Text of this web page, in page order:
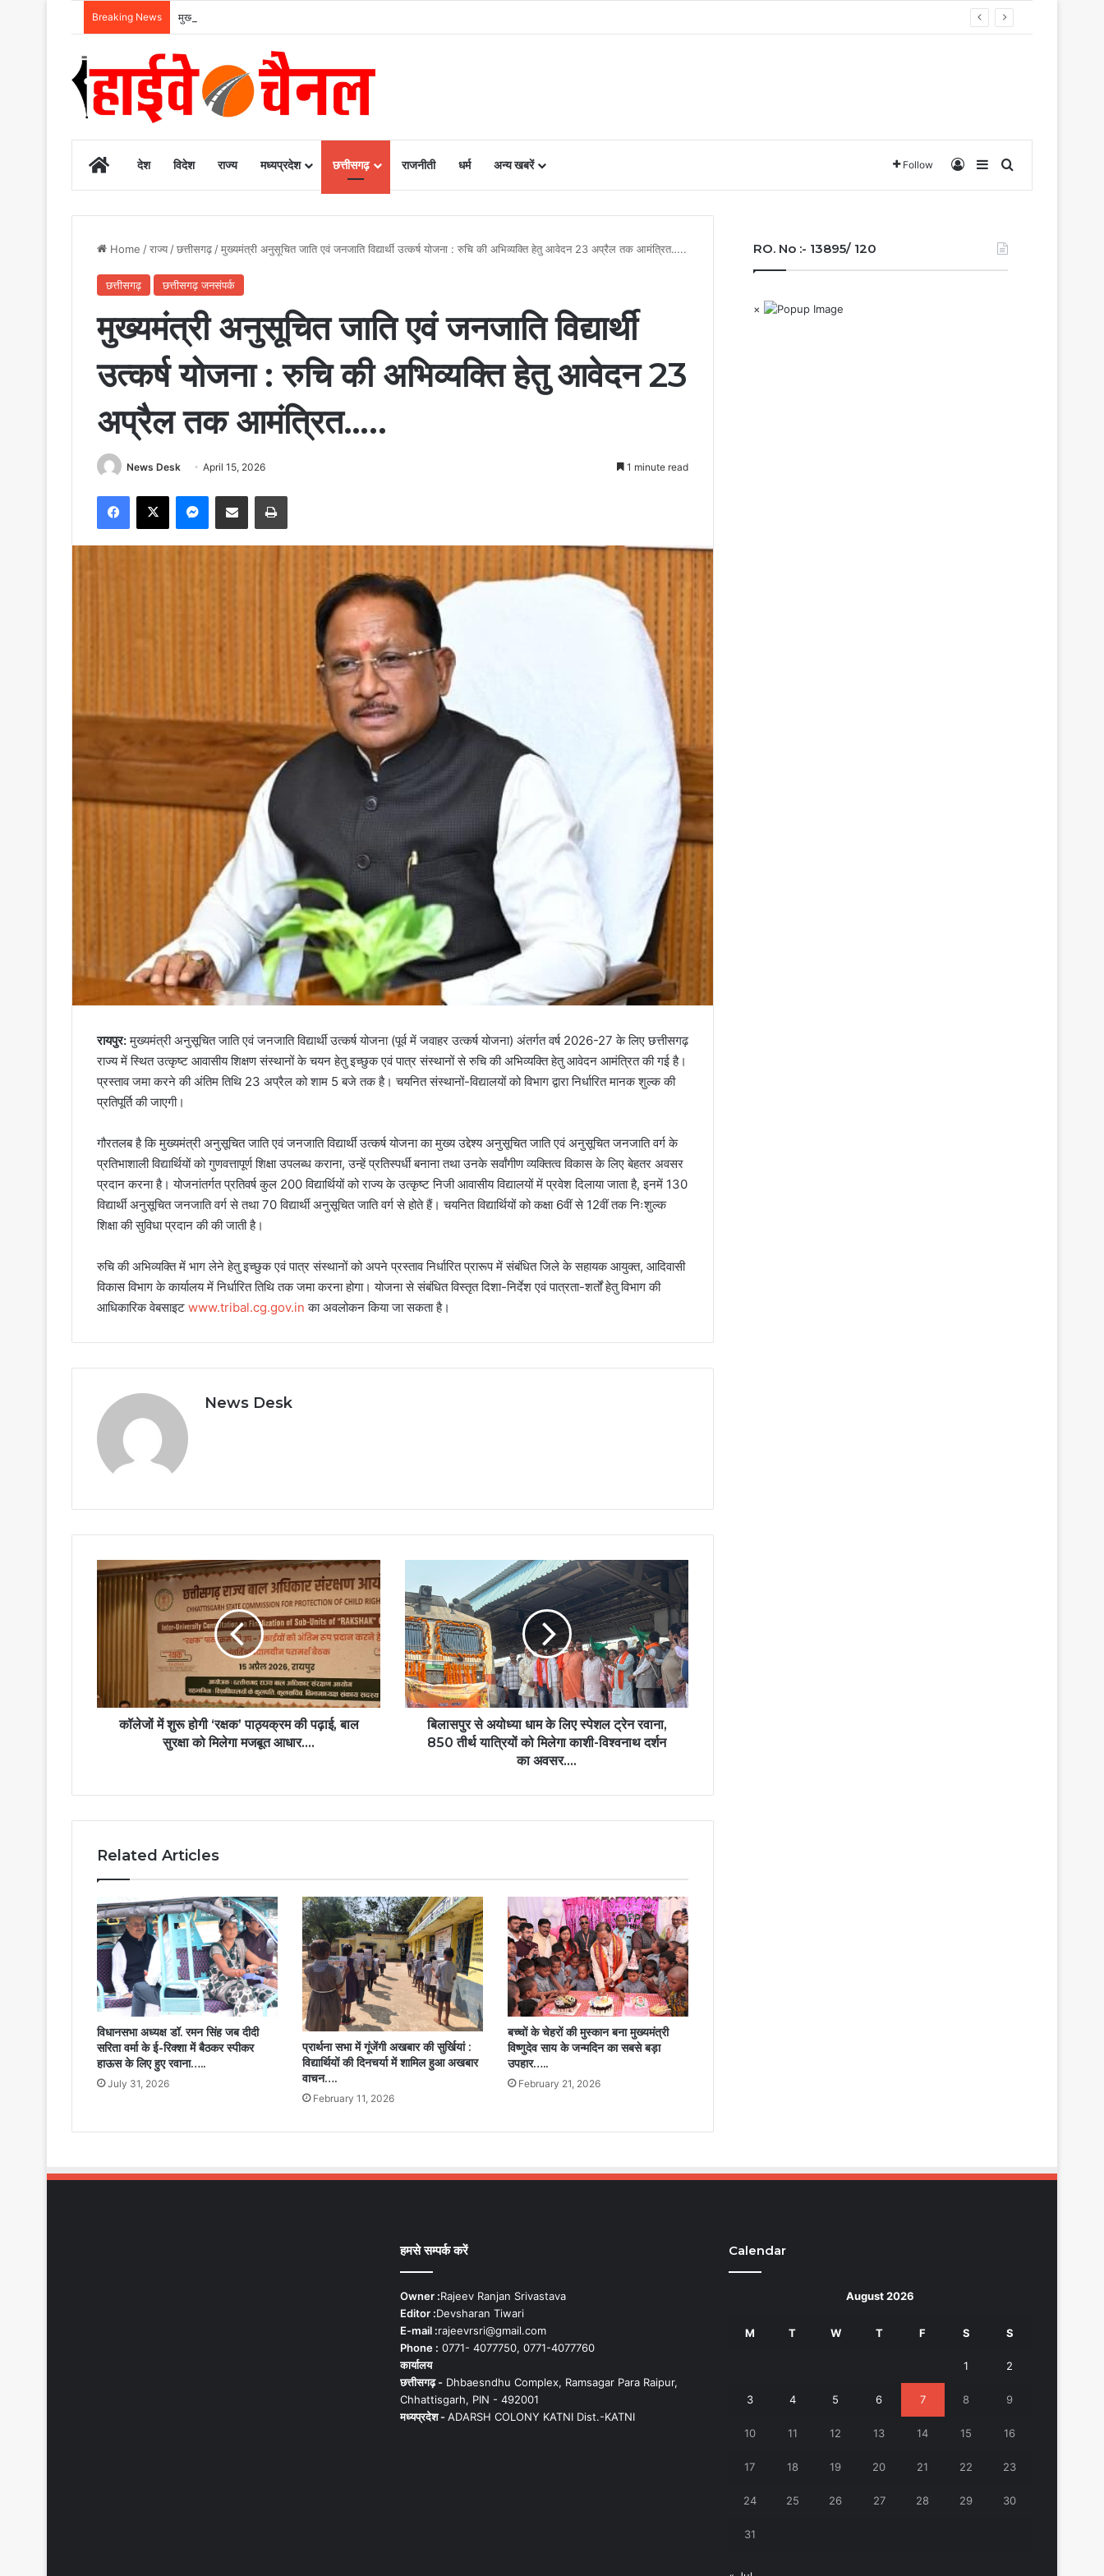
Breaking News मुख्यमंत्री विष्णुदेव साय के नेतृत्व में छत्तीसगढ़ को बड़ी उपलब्धि, SASCI 2026-27 के तहत प्रोत्साहन राशि प्राप्त करने वाला देश का पहला राज्य बना छत्तीसगढ़….
Homeदेश विदेश राज्य मध्यप्रदेश छत्तीसगढ़ राजनीती धर्म अन्य खबरें Follow Log InSidebar
Home /राज्य /छत्तीसगढ़ /मुख्यमंत्री अनुसूचित जाति एवं जनजाति विद्यार्थी उत्कर्ष योजना : रुचि की अभिव्यक्ति हेतु आवेदन 23 अप्रैल तक आमंत्रित…..
छत्तीसगढ़ छत्तीसगढ़ जनसंपर्क
मुख्यमंत्री अनुसूचित जाति एवं जनजाति विद्यार्थी
उत्कर्ष योजना : रुचि की अभिव्यक्ति हेतु आवेदन 23
अप्रैल तक आमंत्रित…..
News Desk April 15, 2026 1 minute read
Facebook
X Messenger
Share via Email Print
रायपुर:मुख्यमंत्री अनुसूचित जाति एवं जनजाति विद्यार्थी उत्कर्ष योजना (पूर्व में जवाहर उत्कर्ष योजना) अंतर्गत वर्ष 2026-27 के लिए छत्तीसगढ़
राज्य में स्थित उत्कृष्ट आवासीय शिक्षण संस्थानों के चयन हेतु इच्छुक एवं पात्र संस्थानों से रुचि की अभिव्यक्ति हेतु आवेदन आमंत्रित की गई है।
प्रस्ताव जमा करने की अंतिम तिथि 23 अप्रैल को शाम 5 बजे तक है। चयनित संस्थानों-विद्यालयों को विभाग द्वारा निर्धारित मानक शुल्क की
प्रतिपूर्ति की जाएगी।
गौरतलब है कि मुख्यमंत्री अनुसूचित जाति एवं जनजाति विद्यार्थी उत्कर्ष योजना का मुख्य उद्देश्य अनुसूचित जाति एवं अनुसूचित जनजाति वर्ग के
प्रतिभाशाली विद्यार्थियों को गुणवत्तापूर्ण शिक्षा उपलब्ध कराना, उन्हें प्रतिस्पर्धी बनाना तथा उनके सर्वांगीण व्यक्तित्व विकास के लिए बेहतर अवसर
प्रदान करना है। योजनांतर्गत प्रतिवर्ष कुल 200 विद्यार्थियों को राज्य के उत्कृष्ट निजी आवासीय विद्यालयों में प्रवेश दिलाया जाता है, इनमें 130
विद्यार्थी अनुसूचित जनजाति वर्ग से तथा 70 विद्यार्थी अनुसूचित जाति वर्ग से होते हैं। चयनित विद्यार्थियों को कक्षा 6वीं से 12वीं तक निःशुल्क
शिक्षा की सुविधा प्रदान की की जाती है।
रुचि की अभिव्यक्ति में भाग लेने हेतु इच्छुक एवं पात्र संस्थानों को अपने प्रस्ताव निर्धारित प्रारूप में संबंधित जिले के सहायक आयुक्त, आदिवासी
विकास विभाग के कार्यालय में निर्धारित तिथि तक जमा करना होगा। योजना से संबंधित विस्तृत दिशा-निर्देश एवं पात्रता-शर्तों हेतु विभाग की
आधिकारिक वेबसाइट www.tribal.cg.gov.in का अवलोकन किया जा सकता है।
News Desk
कॉलेजों
में
होगी
बाल
कॉलेजों में शुरू होगी ‘रक्षक’ पाठ्यक्रम की पढ़ाई, बाल
सुरक्षा को मिलेगा मजबूत आधार….
अयोध्या
धाम
के
लिए
स्पेशल
ट्रेन
रवाना,
विश्वनाथ
अवसर….
बिलासपुर से अयोध्या धाम के लिए स्पेशल ट्रेन रवाना,
850 तीर्थ यात्रियों को मिलेगा काशी-विश्वनाथ दर्शन
का अवसर….
Related Articles
विधानसभा अध्यक्ष डॉ. रमन सिंह जब दीदी
सरिता वर्मा के ई-रिक्शा में बैठकर स्पीकर
हाऊस के लिए हुए रवाना…..
July 31, 2026
प्रार्थना सभा में गूंजेंगी अखबार की सुर्खियां :
विद्यार्थियों की दिनचर्या में शामिल हुआ अखबार
वाचन….
February 11, 2026
बच्चों के चेहरों की मुस्कान बना मुख्यमंत्री
विष्णुदेव साय के जन्मदिन का सबसे बड़ा
उपहार…..
February 21, 2026
RO. No :- 13895/ 120
×
हमसे सम्पर्क करें
Owner :Rajeev Ranjan Srivastava
Editor :Devsharan Tiwari
E-mail :rajeevrsri@gmail.com
Phone : 0771- 4077750, 0771-4077760
कार्यालय
छत्तीसगढ़ -Dhbaesndhu Complex, Ramsagar Para Raipur,
Chhattisgarh, PIN - 492001
मध्यप्रदेश -ADARSH COLONY KATNI Dist.-KATNI
Calendar
August 2026
M T W T F S S
1 2
3 4 5 6 7 8 9
10 11 12 13 14 15 16
17 18 19 20 21 22 23
24 25 26 27 28 29 30
31